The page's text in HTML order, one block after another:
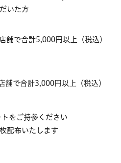
いた方
舗で合計5,000円以上（税込）
舗で合計3,000円以上（税込）
をご持参ください
配布いたします